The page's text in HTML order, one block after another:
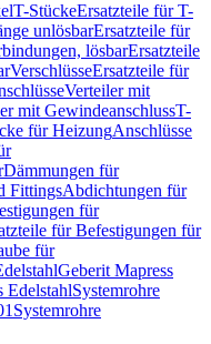
T-StückeErsatzteile für T-
unlösbarErsatzteile für
lösbarErsatzteile
VerschlüsseErsatzteile für
Verteiler mit
mit GewindeanschlussT-
für HeizungAnschlüsse
Dämmungen für
FittingsAbdichtungen für
für
für Befestigungen für
für
Geberit Mapress
EdelstahlSystemrohre
Systemrohre